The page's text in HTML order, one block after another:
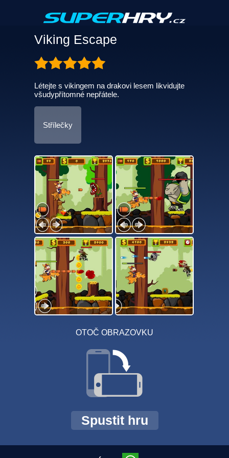
Viking Escape
Létejte s vikingem na drakovi lesem likvidujte
všudypřítomné nepřátele.
Střílečky
OTOČ OBRAZOVKU
Spustit hru